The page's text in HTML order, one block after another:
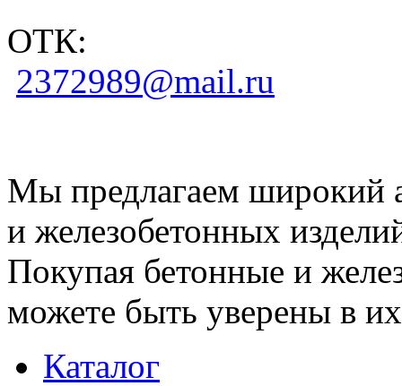
ОТК:
2372989@mail.ru
Мы предлагаем широкий
и железобетонных
Покупая бетонные и
можете быть уверены в их
Каталог